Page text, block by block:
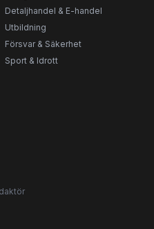
Detaljhandel & E-handel
Utbildning
Försvar & Säkerhet
Sport & Idrott